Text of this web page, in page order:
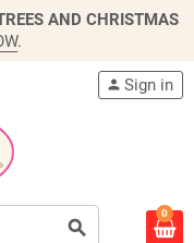
AND CHRISTMAS
.
search
person Sign in
0